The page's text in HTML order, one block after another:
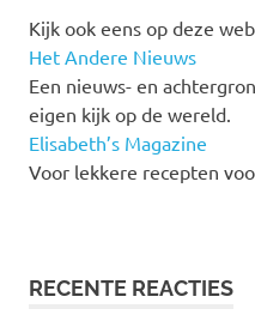
Kijk ook eens op deze
Het Andere Nieuws
Een nieuws- en
eigen kijk op de wereld.
Elisabeth’s Magazine
Voor lekkere recepten
RECENTE REACTIES